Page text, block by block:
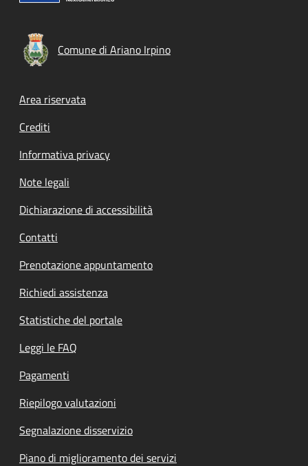
Comune di Ariano Irpino
Footer menu
Area riservata
Crediti
Informativa privacy
Note legali
Dichiarazione di accessibilità
Contatti
Prenotazione appuntamento
Richiedi assistenza
Statistiche del portale
Leggi le FAQ
Pagamenti
Riepilogo valutazioni
Segnalazione disservizio
Piano di miglioramento dei servizi